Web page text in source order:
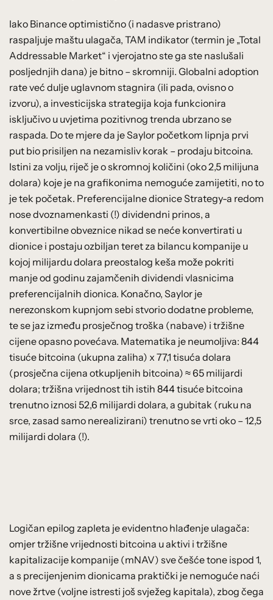
Iako Binance optimistično (i nadasve pristrano)
raspaljuje maštu ulagača, TAM indikator (termin je „Total
Addressable Market“ i vjerojatno ste ga ste naslušali
posljednjih dana) je bitno – skromniji. Globalni adoption
rate već dulje uglavnom stagnira (ili pada, ovisno o
izvoru), a investicijska strategija koja funkcionira
isključivo u uvjetima pozitivnog trenda ubrzano se
raspada. Do te mjere da je Saylor početkom lipnja prvi
put bio prisiljen na nezamisliv korak – prodaju bitcoina.
Istini za volju, riječ je o skromnoj količini (oko 2,5 milijuna
dolara) koje je na grafikonima nemoguće zamijetiti, no to
je tek početak. Preferencijalne dionice Strategy-a redom
nose dvoznamenkasti (!) dividendni prinos, a
konvertibilne obveznice nikad se neće konvertirati u
dionice i postaju ozbiljan teret za bilancu kompanije u
kojoj milijardu dolara preostalog keša može pokriti
manje od godinu zajamčenih dividendi vlasnicima
preferencijalnih dionica. Konačno, Saylor je
nerezonskom kupnjom sebi stvorio dodatne probleme,
te se jaz između prosječnog troška (nabave) i tržišne
cijene opasno povećava. Matematika je neumoljiva: 844
tisuće bitcoina (ukupna zaliha) x 77,1 tisuća dolara
(prosječna cijena otkupljenih bitcoina) ≈ 65 milijardi
dolara; tržišna vrijednost tih istih 844 tisuće bitcoina
trenutno iznosi 52,6 milijardi dolara, a gubitak (ruku na
srce, zasad samo nerealizirani) trenutno se vrti oko – 12,5
milijardi dolara (!).
Logičan epilog zapleta je evidentno hlađenje ulagača:
omjer tržišne vrijednosti bitcoina u aktivi i tržišne
kapitalizacije kompanije (mNAV) sve češće tone ispod 1,
a s precijenjenim dionicama praktički je nemoguće naći
nove žrtve (voljne istresti još svježeg kapitala), zbog čega